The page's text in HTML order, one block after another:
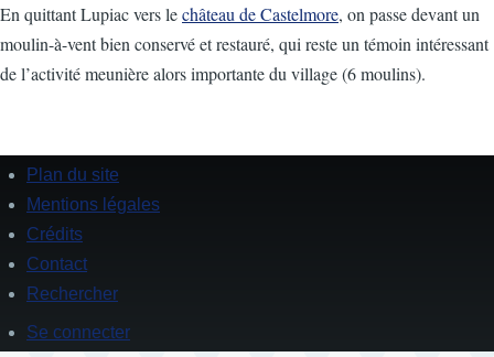
En quittant Lupiac vers lechâteau de Castelmore, on passe devant un
moulin-à-vent bien conservé et restauré, qui reste un témoin intéressant
de l’activité meunière alors importante du village (6 moulins).
FooterPlan du site
Mentions légales
Crédits
Contact
Rechercher
UserSe connecter